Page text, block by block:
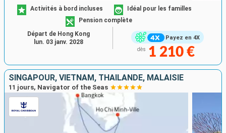
Payez en 4X
Activités à bord incluses
Idéal pour les familles
Pension complète
dès 1 210 €
Départ de Hong Kong
lun. 03 janv. 2028
SINGAPOUR, VIETNAM, THAÏLANDE, MALAISIE
11 jours, Navigator of the Seas